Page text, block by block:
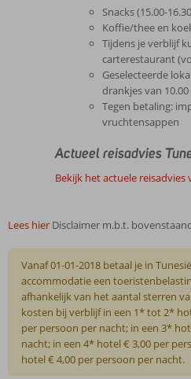
Snacks (15.00-
Koffie/thee en
Tijdens je verblijf
carterestaurant
Geselecteerde
drankjes van
Tegen betaling:
vruchtensappen
Actueel reisadvies
Bekijk het actuele reisadvies
Lees hier Disclaimer m.b.t.
Vanaf 01-01-2018 betaal je in
accommodatie een
afhankelijk van het aantal sterren
kosten bij verblijf in een 1* tot 2*
per persoon per nacht; in een 3*
nacht; in een 4* hotel € 3,00 per
hotel € 4,00 per persoon per nacht.